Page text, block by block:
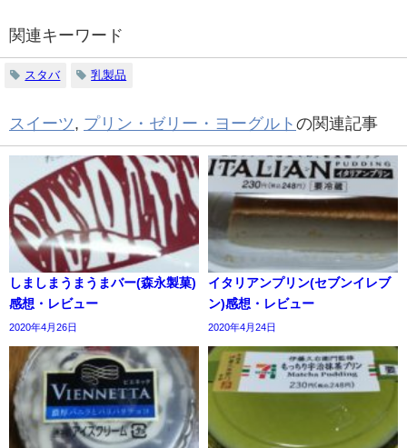
関連キーワード
スタバ 乳製品
スイーツ, プリン・ゼリー・ヨーグルト の関連記事
しましまうまうまバー(森永製菓)
感想・レビュー
2020年4月26日
イタリアンプリン(セブンイレブ
ン)感想・レビュー
2020年4月24日